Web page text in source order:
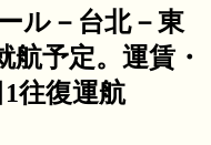
ル－台北－東
航予定。運賃・
往復運航